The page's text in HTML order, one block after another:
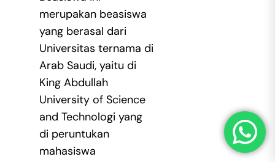
merupakan beasiswa
yang berasal dari
Universitas ternama di
Arab Saudi, yaitu di
King Abdullah
University of Science
and Technologi yang
di peruntukan
mahasiswa